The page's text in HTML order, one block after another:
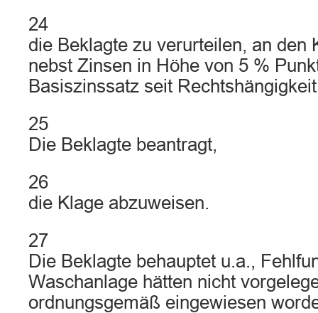
24
die Beklagte zu verurteilen, an den
nebst Zinsen in Höhe von 5 %
Basiszinssatz seit
25
Die Beklagte beantragt,
26
die Klage abzuweisen.
27
Die Beklagte behauptet u.a.,
Waschanlage hätten nicht
ordnungsgemäß eingewiesen